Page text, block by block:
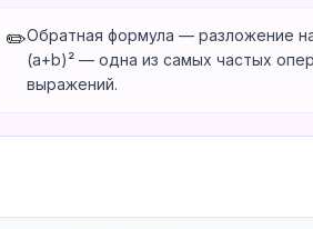
✏️Обратная формула — разложение
(a+b)² — одна из самых частых
выражений.